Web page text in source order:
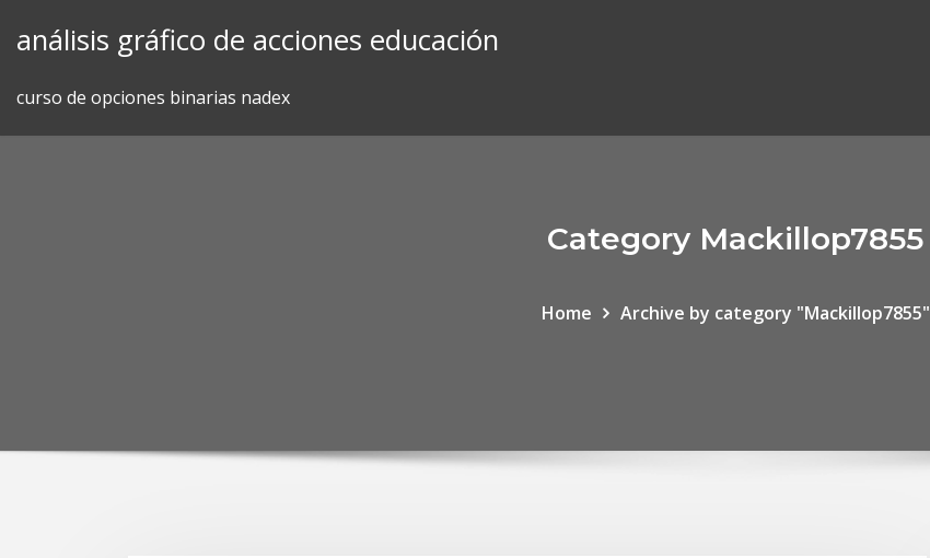
análisis gráfico de acciones educación
curso de opciones binarias nadex
Category Mackillop7855
Home Archive by category "Mackillop7855"